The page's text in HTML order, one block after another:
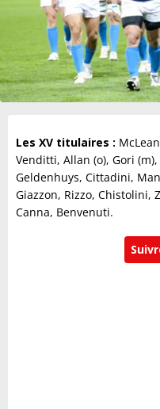
Les XV titulaires :
Venditti, Allan (o), Gori
Geldenhuys, Cittadini,
Giazzon, Rizzo, Chistolini,
Canna, Benvenuti.